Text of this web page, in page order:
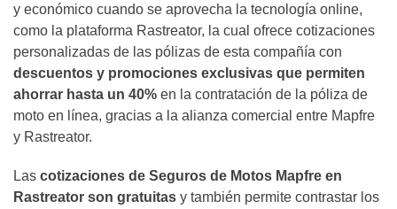
y económico cuando se aprovecha la tecnología online,
como la plataforma Rastreator, la cual ofrece cotizaciones
personalizadas de las pólizas de esta compañía con
descuentos y promociones exclusivas que permiten
ahorrar hasta un 40% en la contratación de la póliza de
moto en línea, gracias a la alianza comercial entre Mapfre
y Rastreator.
Las cotizaciones de Seguros de Motos Mapfre en
Rastreator son gratuitas y también permite contrastar los